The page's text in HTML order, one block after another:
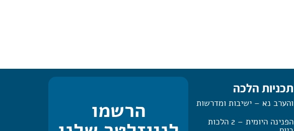
תכניות הלכה
והערב נא – ישיבות ומדרשות
הפנינה היומית – 2 הלכות
הרשמו